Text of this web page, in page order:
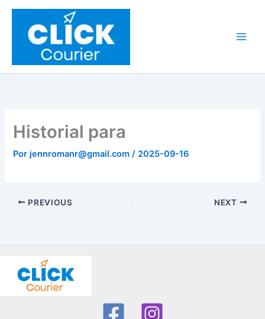
contenido
Historial para
Por jennromanr@gmail.com/ 2025-09-16
PREVIOUS NEXT